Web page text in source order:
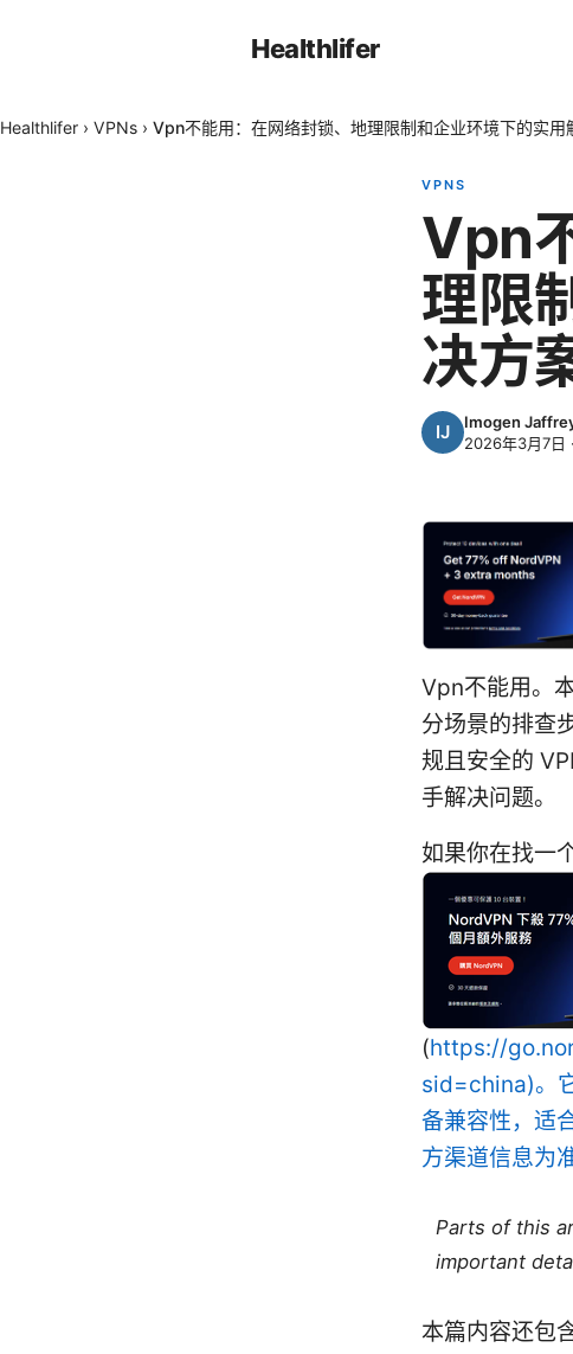
Healthlifer
Healthlifer › VPNs › Vpn不能用：在网络封锁、地理限制和企业环境下的实用
VPNS
Vpn
理限
决方
Imogen
2026年3月7日 ·
Vpn不能用。
分场景的排查
规且安全的
手解决问题。
如果你在找一
(https://
sid=china)。
备兼容性，适
方渠道信息为准
Parts of this
important
本篇内容还包